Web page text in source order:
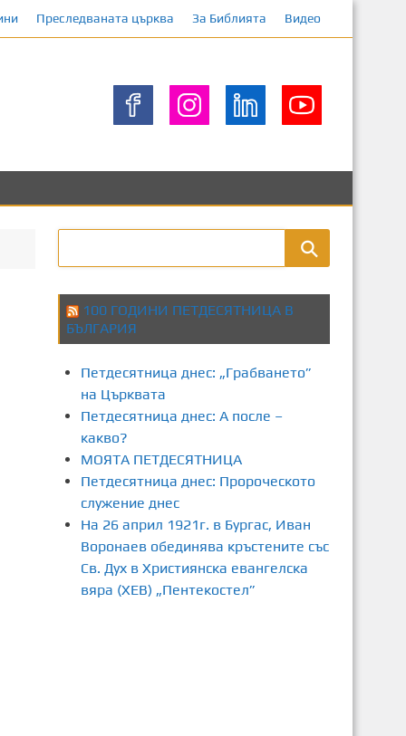
Преследваната църква За Библията Видео
100 ГОДИНИ ПЕТДЕСЯТНИЦА В
БЪЛГАРИЯ
Петдесятница днес: „Грабването”
на Църквата
Петдесятница днес: А после –
какво?
МОЯТА ПЕТДЕСЯТНИЦА
Петдесятница днес: Пророческото
служение днес
На 26 април 1921г. в Бургас, Иван
Воронаев обединява кръстените със
Св. Дух в Християнска евангелска
вяра (ХЕВ) „Пентекостел”